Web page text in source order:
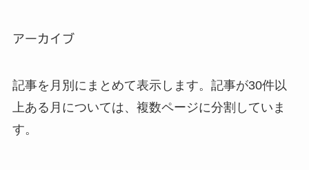
アーカイブ
記事を月別にまとめて表示します。記事が30件以
上ある月については、複数ページに分割していま
す。